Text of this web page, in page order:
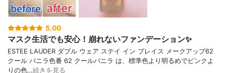
5.00
マスク生活でも安心！崩れないファンデーション✨
ESTEE LAUDER ダブル ウェア ステイ イン プレイス メークアップ62
クール バニラ色番 62 クールバニラ は、標準色より明るめでピンクよ
りの色…続きを見る